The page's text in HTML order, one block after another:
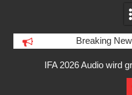
Breaking
IFA 2026 Audio wird
internationaler und